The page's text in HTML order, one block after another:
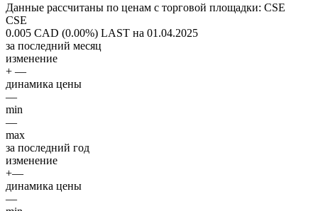
Данные рассчитаны по ценам с торговой площадки: CSE
CSE
0.005 CAD (0.00%) LAST на 01.04.2025
за последний месяц
изменение
+ —
динамика цены
—
min
—
max
за последний год
изменение
+—
динамика цены
—